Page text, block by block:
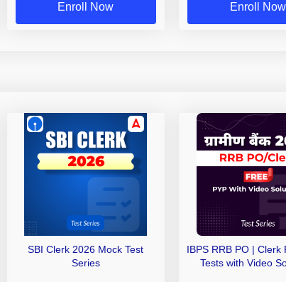
Enroll Now Enroll Now
SBI Clerk 2026 Mock Test
Series
IBPS RRB PO | Clerk
Tests with Video